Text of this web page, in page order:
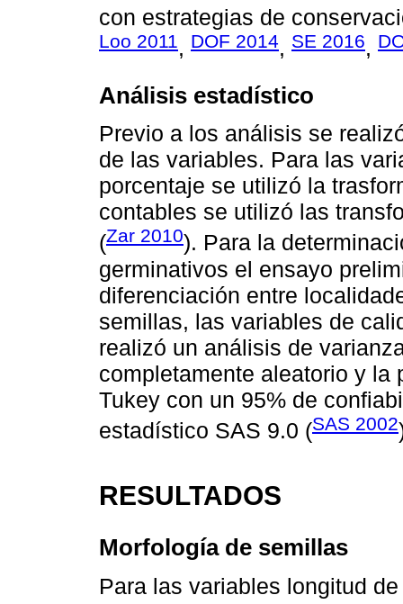
con estrategias de
Loo 2011, DOF 2014, SE 2016,
Análisis estadístico
Previo a los análisis se
de las variables. Para las
porcentaje se utilizó la
contables se utilizó las
(Zar 2010). Para la
germinativos el ensayo
diferenciación entre
semillas, las variables de
realizó un análisis de
completamente aleatorio y la
Tukey con un 95% de
estadístico SAS 9.0 (SAS 2002
RESULTADOS
Morfología de semillas
Para las variables longitud